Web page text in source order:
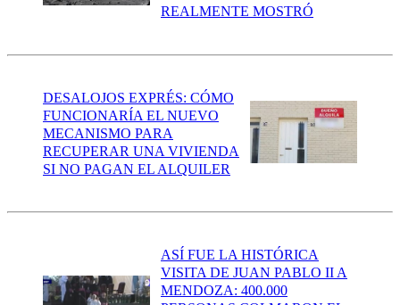
REALMENTE MOSTRÓ
DESALOJOS EXPRÉS: CÓMO
FUNCIONARÍA EL NUEVO
MECANISMO PARA
RECUPERAR UNA VIVIENDA
SI NO PAGAN EL ALQUILER
ASÍ FUE LA HISTÓRICA
VISITA DE JUAN PABLO II A
MENDOZA: 400.000